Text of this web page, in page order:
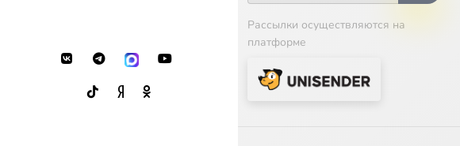
Рассылки осуществляются на
платформе